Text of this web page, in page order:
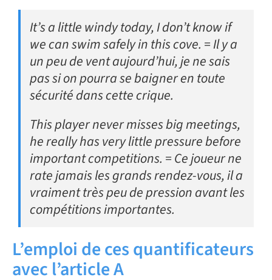
It’s a little windy today, I don’t know if
we can swim safely in this cove. = Il y a
un peu de vent aujourd’hui, je ne sais
pas si on pourra se baigner en toute
sécurité dans cette crique.
This player never misses big meetings,
he really has very little pressure before
important competitions. = Ce joueur ne
rate jamais les grands rendez-vous, il a
vraiment très peu de pression avant les
compétitions importantes.
L’emploi de ces quantificateurs
avec l’article A